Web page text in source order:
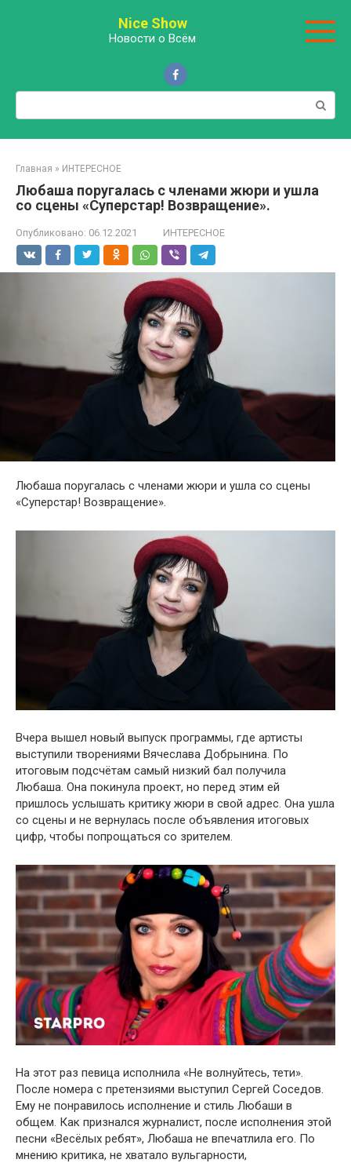
Nice Show
Новости о Всём
Поиск:
Главная » ИНТЕРЕСНОЕ
Любаша поругалась с членами жюри и ушла
со сцены «Суперстар! Возвращение».
Опубликовано: 06.12.2021 ИНТЕРЕСНОЕ
Любаша поругалась с членами жюри и ушла со сцены
«Суперстар! Возвращение».
Вчера вышел новый выпуск программы, где артисты
выступили творениями Вячеслава Добрынина. По
итоговым подсчётам самый низкий бал получила
Любаша. Она покинула проект, но перед этим ей
пришлось услышать критику жюри в свой адрес. Она ушла
со сцены и не вернулась после объявления итоговых
цифр, чтобы попрощаться со зрителем.
На этот раз певица исполнила «Не волнуйтесь, тети».
После номера с претензиями выступил Сергей Соседов.
Ему не понравилось исполнение и стиль Любаши в
общем. Как признался журналист, после исполнения этой
песни «Весёлых ребят», Любаша не впечатлила его. По
мнению критика, не хватало вульгарности,